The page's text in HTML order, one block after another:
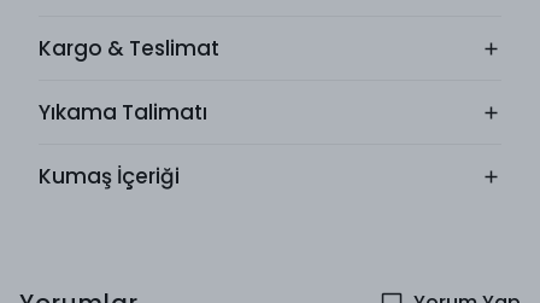
Kargo & Teslimat
Yıkama Talimatı
Kumaş İçeriği